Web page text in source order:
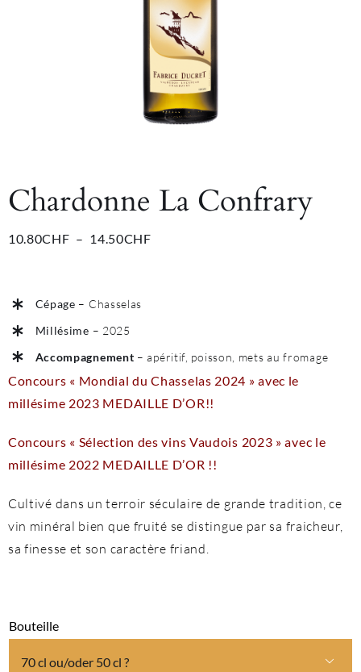
Chardonne La Confrary
10.80CHF – 14.50CHFPlage
Cépage – Chasselas
Millésime – 2025
Accompagnement – apéritif, poisson, mets au fromage
Concours « Mondial du Chasselas 2024 » avec le
millésime 2023 MEDAILLE D’OR!!
Concours « Sélection des vins Vaudois 2023 » avec le
millésime 2022 MEDAILLE D’OR !!
Cultivé dans un terroir séculaire de grande tradition, ce
vin minéral bien que fruité se distingue par sa fraicheur,
sa finesse et son caractère friand.
Bouteille
